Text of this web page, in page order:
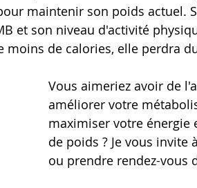
maintenir son poids actuel.
et son niveau d'activité
de calories, elle perdra
Vous aimeriez avoir de
améliorer votre
maximiser votre énergie
de poids ? Je vous invite
ou prendre rendez-vous